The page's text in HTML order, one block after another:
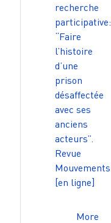
recherche
participative:
“Faire
l’histoire
d’une
prison
désaffectée
avec ses
anciens
acteurs”.
Revue
Mouvements
[en ligne]
More